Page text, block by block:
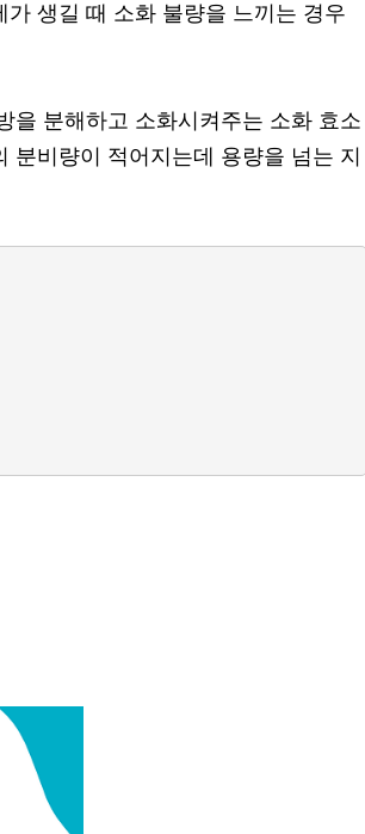
생길 때 소화 불량을 느끼는 경우
을 분해하고 소화시켜주는 소화 효소
비량이 적어지는데 용량을 넘는 지